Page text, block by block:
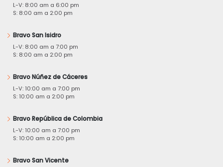
L-V: 8:00 am a 6:00 pm
S: 8:00 am a 2:00 pm
Bravo San Isidro
L-V: 8:00 am a 7:00 pm
S: 8:00 am a 2:00 pm
Bravo Núñez de Cáceres
L-V: 10:00 am a 7:00 pm
S: 10:00 am a 2:00 pm
Bravo República de Colombia
L-V: 10:00 am a 7:00 pm
S: 10:00 am a 2:00 pm
Bravo San Vicente